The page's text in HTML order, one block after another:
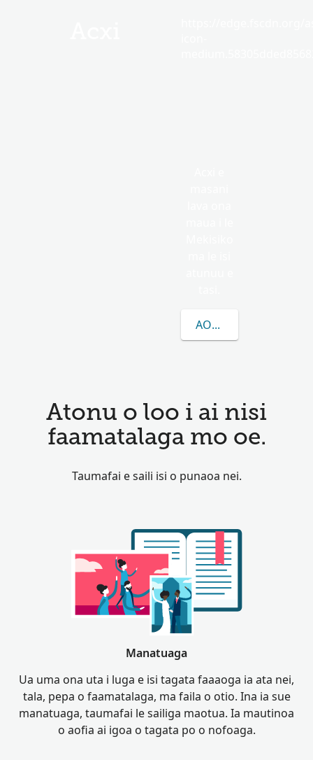
AOAO ATILI E UIGA I
Atonu o loo i ai nisi
faamatalaga mo oe.
Taumafai e saili isi o punaoa nei.
Manatuaga
Ua uma ona uta i luga e isi tagata faaaoga ia ata nei,
tala, pepa o faamatalaga, ma faila o otio. Ina ia sue
manatuaga, taumafai le sailiga maotua. Ia mautinoa
o aofia ai igoa o tagata po o nofoaga.